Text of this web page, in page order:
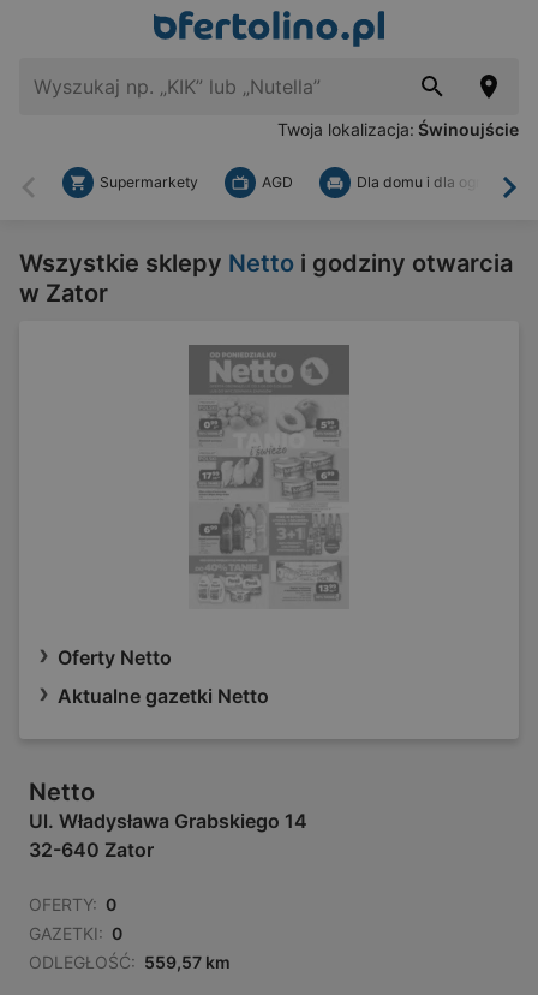
Twoja lokalizacja: Świnoujście
Wstecz
Supermarkety AGD Dla domu i dla ogrodu
Wszystkie sklepy Netto i godziny otwarcia
w Zator
Oferty Netto
Aktualne gazetki Netto
Netto
Ul. Władysława Grabskiego 14
32-640 Zator
OFERTY: 0
GAZETKI: 0
ODLEGŁOŚĆ: 559,57 km